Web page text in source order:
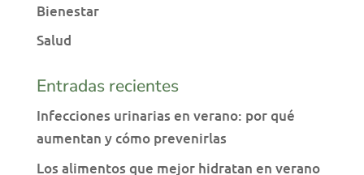
Bienestar
Salud
Entradas recientes
Infecciones urinarias en verano: por qué
aumentan y cómo prevenirlas
Los alimentos que mejor hidratan en verano